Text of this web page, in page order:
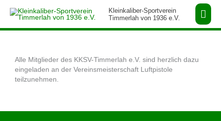
Inhalt
Kleinkaliber-Sportverein
Timmerlah von 1936 e.V.
Alle Mitglieder des KKSV-Timmerlah e.V. sind herzlich dazu
eingeladen an der Vereinsmeisterschaft Luftpistole
teilzunehmen.